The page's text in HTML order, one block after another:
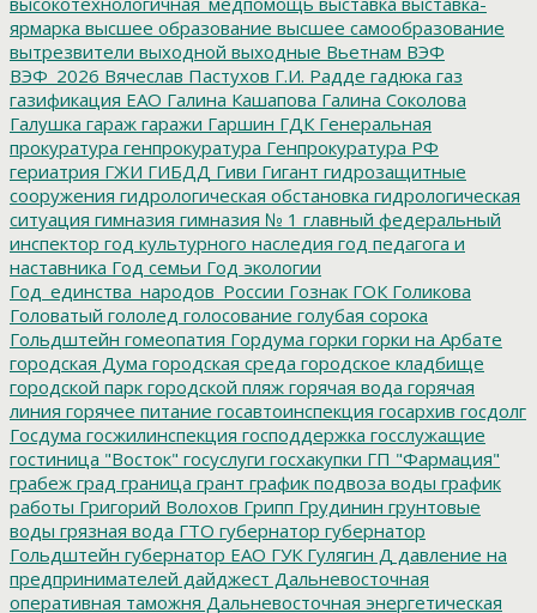
ярмарка высшее образование высшее самообразование
вытрезвители выходной выходные Вьетнам ВЭФ
ВЭФ_2026 Вячеслав Пастухов Г.И. Радде гадюка газ
газификация ЕАО Галина Кашапова Галина Соколова
Галушка гараж гаражи Гаршин ГДК Генеральная
прокуратура генпрокуратура Генпрокуратура РФ
гериатрия ГЖИ ГИБДД Гиви Гигант гидрозащитные
сооружения гидрологическая обстановка гидрологическая
ситуация гимназия гимназия № 1 главный федеральный
инспектор год культурного наследия год педагога и
наставника Год семьи Год экологии
Год_единства_народов_России Гознак ГОК Голикова
Головатый гололед голосование голубая сорока
Гольдштейн гомеопатия Гордума горки горки на Арбате
городская Дума городская среда городское кладбище
городской парк городской пляж горячая вода горячая
линия горячее питание госавтоинспекция госархив госдолг
Госдума госжилинспекция господдержка госслужащие
гостиница "Восток" госуслуги госхакупки ГП "Фармация"
грабеж град граница грант график подвоза воды график
работы Григорий Волохов Грипп Грудинин грунтовые
воды грязная вода ГТО губернатор губернатор
Гольдштейн губернатор ЕАО ГУК Гулягин Д давление на
предпринимателей дайджест Дальневосточная
оперативная таможня Дальневосточная энергетическая